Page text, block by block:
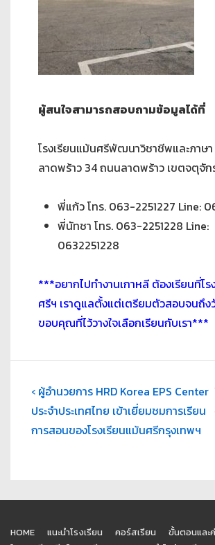
ผู้สนใจสามารถสอบถามข้อมูลได้ที่
โรงเรียนแม้นศรีพัฒนาวิชาชีพและภาษ
ลาดพร้าว 34 ถนนลาดพร้าว เขตจตุจัก
พี่แก้ว โทร. 063-2251227 Line:
พี่นัทชา โทร. 063-2251228 Line:
0632251228
***อยากไปทำงานเกาหลี ต้องเรียนที่โร
ศรีฯ เราดูแลตั้งแต่เตรียมตัวสอบจนถึง
ขอบคุณที่ไว้วางใจเลือกเรียนกับเรา***
‹ ผู้อำนวยการ HRD Korea EPS Center
ประจำประเทศไทย เข้าเยี่ยมชมการเรียน
การสอนของโรงเรียนแม้นศรีกรุงเทพฯ
HOME แนะนำโรงเรียน คอร์สเรียน ขั้นตอนและ